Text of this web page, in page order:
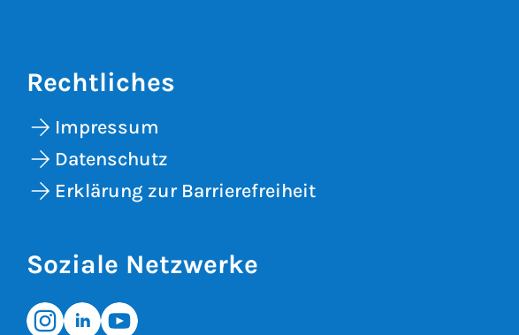
Rechtliches
Impressum
Datenschutz
Erklärung zur Barrierefreiheit
Soziale Netzwerke